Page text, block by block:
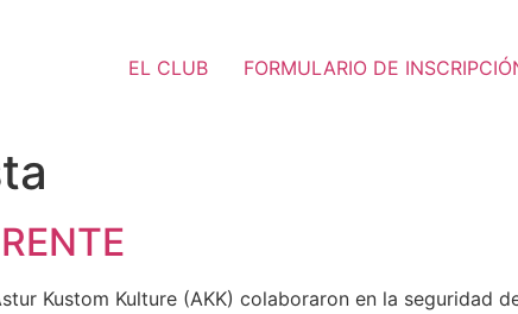
EL CLUB FORMULARIO DE
Kustom Kulture (AKK) colaboraron en la seguridad